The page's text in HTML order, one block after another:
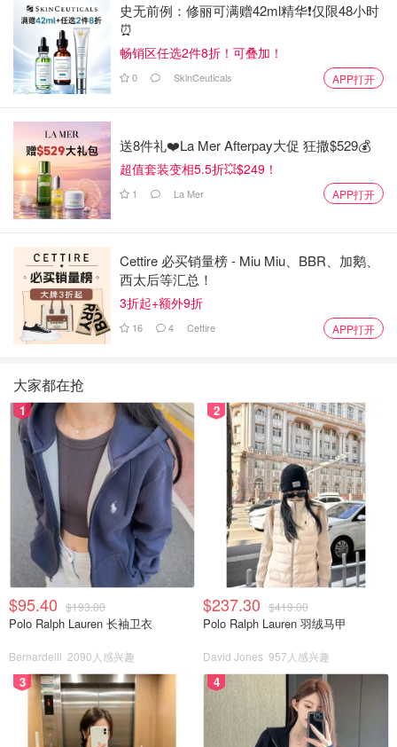
史无前例：修丽可满赠42ml精华❗️仅限48小时
⏰️
畅销区任选2件8折！可叠加！
0 SkinCeuticals APP打开
送8件礼❤️La Mer Afterpay大促 狂撒$529💰
超值套装变相5.5折💥$249！
1 La Mer APP打开
Cettire 必买销量榜 - Miu Miu、BBR、加鹅、
西太后等汇总！
3折起+额外9折
16 4 Cettire APP打开
大家都在抢
1
$95.40 $193.00
Polo Ralph Lauren 长袖卫衣
Bernardelli 2090人感兴趣
2
$237.30 $419.00
Polo Ralph Lauren 羽绒马甲
David Jones 957人感兴趣
3 4